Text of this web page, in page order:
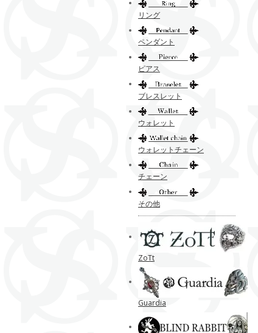
リング
ペンダント
ピアス
ブレスレット
ウォレット
ウォレットチェーン
チェーン
その他
ZoTt
Guardia